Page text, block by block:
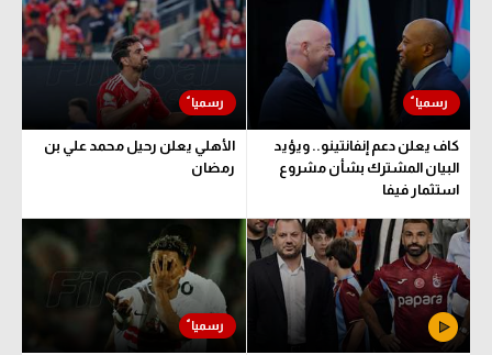
كاف يعلن دعم إنفانتينو.. ويؤيد
البيان المشترك بشأن مشروع
استثمار فيفا
الأهلي يعلن رحيل محمد علي بن
رمضان